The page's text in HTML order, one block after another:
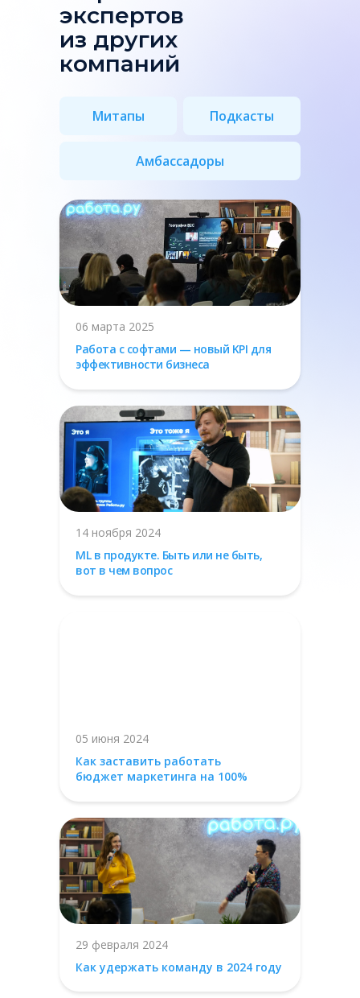
экспертов
из других
компаний
Митапы Подкасты
Амбассадоры
05 июня 2024
Как заставить работать
бюджет маркетинга на 100%
29 февраля 2024
Как удержать команду в 2024 году
14 ноября 2024
ML в продукте. Быть или не быть,
вот в чем вопрос
06 марта 2025
Работа с софтами — новый KPI для
эффективности бизнеса